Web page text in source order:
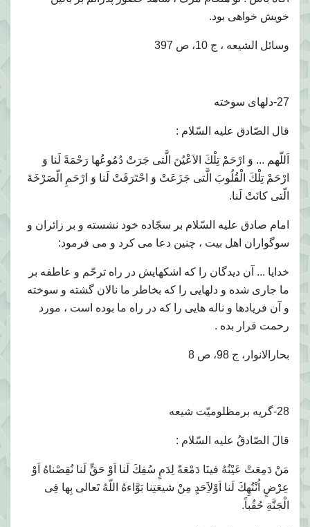
خويش خواهى بود.
وسائل الشيعه ، ج 10، ص 397
27-دلهاى سوخته
قال الصّادق عليه السّلام :
اَللّهم ... وَ ارْحَمْ تِلْكَ الاَعْيُنَ الَّتى جَرَتْ دُمُوعُها رَحْمَةً لَنا وَ
ارْحَمْ تِلْكَ الْقُلُوبَ الَّتى جَزَعَتْ وَ احْتَرَقَتْ لَنا وَ ارْحَمِ الّصَرْخَةَ
الّتى كانَتْ لَنا.
امام صادق عليه السّلام بر سجّاده خود نشسته و بر زائران و
سوگواران اهل بيت ، چنين دعا مى كرد و مى فرمود:
خدايا ... آن ديدگان را كه اشكهايش در راه ترحّم و عاطفه بر
ما جارى شده و دلهايى را كه بخاطر ما نالان گشته و سوخته
و آن فريادها و ناله هايى را كه در راه ما بوده است ، مورد
رحمت قرار بده .
بحارالانوار، ج 98، ص 8
28-گريه برمظلوميّت شيعه
قالَ الصّادقُ عليه السّلام :
مَنْ دَمِعَتْ عَيْنُهُ فينَا دَمْعَةً لِدَمٍ سُفِكَ لَنا اَوْ حَقٍّ لَنا نُقِصْناهُ اَوْ
عِرْضٍ اُنْتُهِكَ لَنا اَوْلاَِحَدٍ مِنْ شيعَتِنا بَوَّاءهُ اللّهُ تَعالى بِها فِى
الْجَنَّةِ حُقُباً.